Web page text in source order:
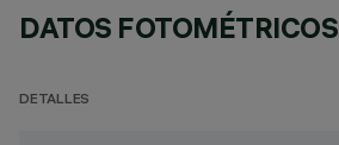
DATOS FOTOMÉTRICOS
DETALLES